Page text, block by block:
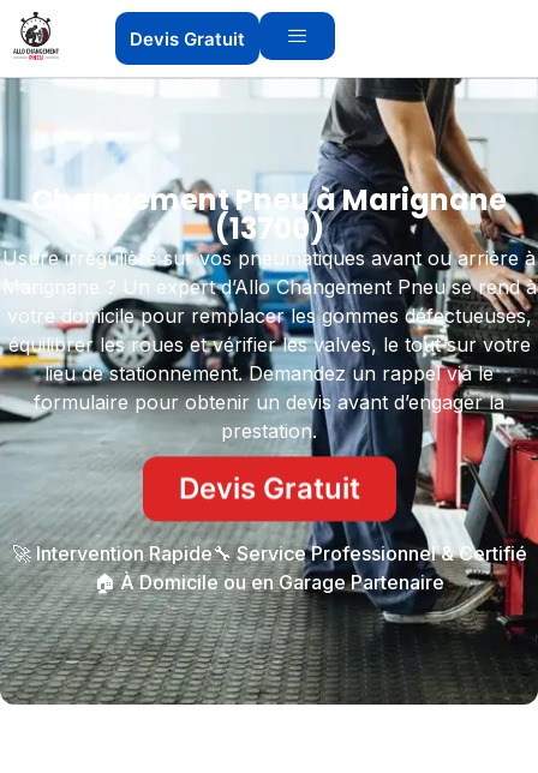
Devis Gratuit
Changement Pneu à Marignane
(13700)
Usure irrégulière sur vos pneumatiques avant ou arrière à
Marignane ? Un expert d’Allo Changement Pneu se rend à
votre domicile pour remplacer les gommes défectueuses,
équilibrer les roues et vérifier les valves, le tout sur votre
lieu de stationnement. Demandez un rappel via le
formulaire pour obtenir un devis avant d’engager la
prestation.
Devis Gratuit
🚀 Intervention Rapide🔧 Service Professionnel & Certifié
🏠 À Domicile ou en Garage Partenaire